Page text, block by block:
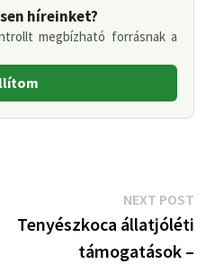
híreinket?
megbízható forrásnak a
NEXT POST
Tenyészkoca állatjóléti
támogatások –